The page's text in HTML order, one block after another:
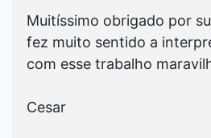
Muitíssimo obrigado por
fez muito sentido a
com esse trabalho
Cesar